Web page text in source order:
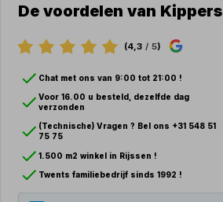
De voordelen van Kippers
(4,3 / 5)
Chat met ons van 9:00 tot 21:00 !
Voor 16.00 u besteld, dezelfde dag
verzonden
(Technische) Vragen ? Bel ons +31 548 51
75 75
1.500 m2 winkel in Rijssen !
Twents familiebedrijf sinds 1992 !